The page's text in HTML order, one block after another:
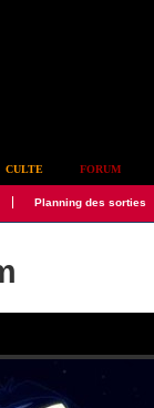
CULTE FORUM
Planning des sorties